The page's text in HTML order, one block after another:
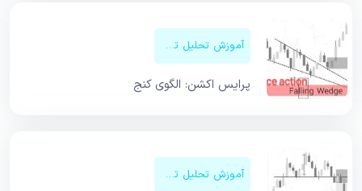
آموزش تحلیل تکنیکال
پرایس اکشن: الگوی کنج
آموزش تحلیل تکنیکال